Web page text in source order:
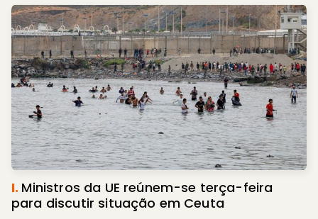
I. Ministros da UE reúnem-se terça-feira
para discutir situação em Ceuta